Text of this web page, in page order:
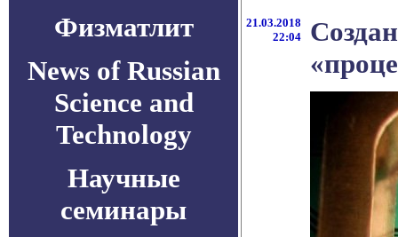
Физматлит
News of Russian
Science and
Technology
Научные
семинары
21.03.2018
22:04